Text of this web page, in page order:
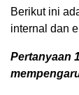
Berikut ini
internal dan
Pertanyaan